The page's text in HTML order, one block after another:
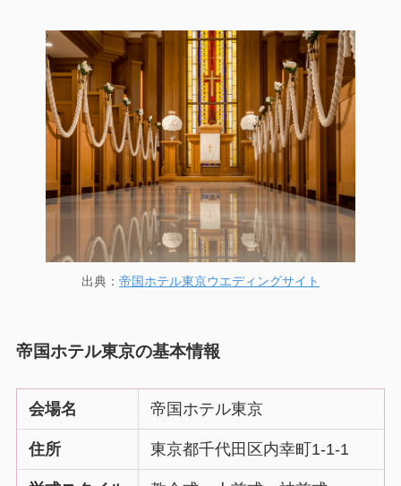
出典： 帝国ホテル東京ウエディングサイト
帝国ホテル東京の基本情報
会場名 帝国ホテル東京
住所 東京都千代田区内幸町1-1-1